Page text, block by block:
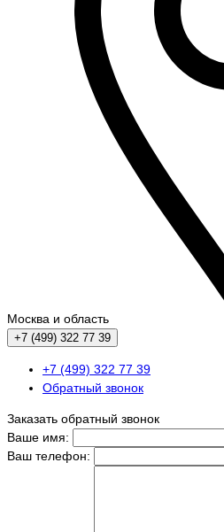
Москва и область
+7 (499) 322 77 39
+7 (499) 322 77 39
Обратный звонок
Заказать обратный звонок
Ваше имя:
Ваш телефон: